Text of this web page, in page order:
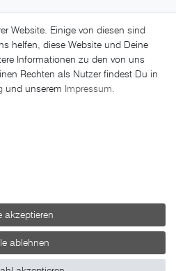
Alle Rechte vorbehalten.
Website. Einige von diesen sind
helfen, diese Website und Deine
Informationen zu den von uns
Rechten als Nutzer findest Du in
und unserem Impressum
akzeptieren
ablehnen